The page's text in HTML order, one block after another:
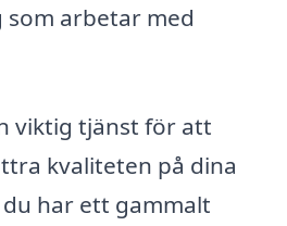
arbetar med
viktig tjänst för att
kvaliteten på dina
har ett gammalt